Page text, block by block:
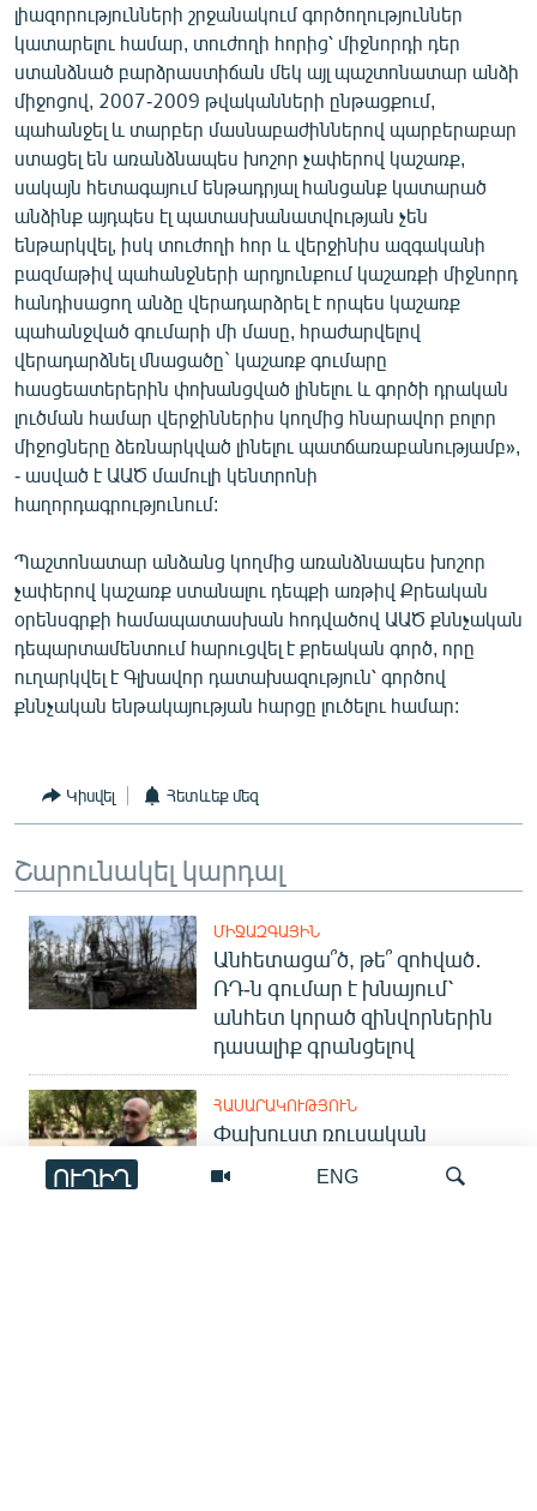
ՀԵՏԵՎԵՔ ՄԵԶ
«Ազատության» բոլոր կայքերը
ENG
ՈՒՂԻՂ
լիազորությունների շրջանակում գործողություններ
կատարելու համար, տուժողի հորից՝ միջնորդի դեր
ստանձնած բարձրաստիճան մեկ այլ պաշտոնատար անձի
միջոցով, 2007-2009 թվականների ընթացքում,
պահանջել և տարբեր մասնաբաժիններով պարբերաբար
ստացել են առանձնապես խոշոր չափերով կաշառք,
սակայն հետագայում ենթադրյալ հանցանք կատարած
անձինք այդպես էլ պատասխանատվության չեն
ենթարկվել, իսկ տուժողի հոր և վերջինիս ազգականի
բազմաթիվ պահանջների արդյունքում կաշառքի միջնորդ
հանդիսացող անձը վերադարձրել է որպես կաշառք
պահանջված գումարի մի մասը, հրաժարվելով
վերադարձնել մնացածը` կաշառք գումարը
հասցեատերերին փոխանցված լինելու և գործի դրական
լուծման համար վերջիններիս կողմից հնարավոր բոլոր
միջոցները ձեռնարկված լինելու պատճառաբանությամբ»,
- ասված է ԱԱԾ մամուլի կենտրոնի
հաղորդագրությունում:
Պաշտոնատար անձանց կողմից առանձնապես խոշոր
չափերով կաշառք ստանալու դեպքի առթիվ Քրեական
օրենսգրքի համապատասխան հոդվածով ԱԱԾ քննչական
դեպարտամենտում հարուցվել է քրեական գործ, որը
ուղարկվել է Գլխավոր դատախազություն՝ գործով
քննչական ենթակայության հարցը լուծելու համար:
Կիսվել Հետևեք մեզ
Շարունակել կարդալ
ՄԻՋԱԶԳԱՅԻՆ
Անհետացա՞ծ, թե՞ զոհված․
ՌԴ-ն գումար է խնայում՝
անհետ կորած զինվորներին
դասալիք գրանցելով
ՀԱՍԱՐԱԿՈՒԹՅՈՒՆ
Փախուստ ռուսական
զորամասից. ինչու է ռուսների
հոսքը Հայաստան կրկին